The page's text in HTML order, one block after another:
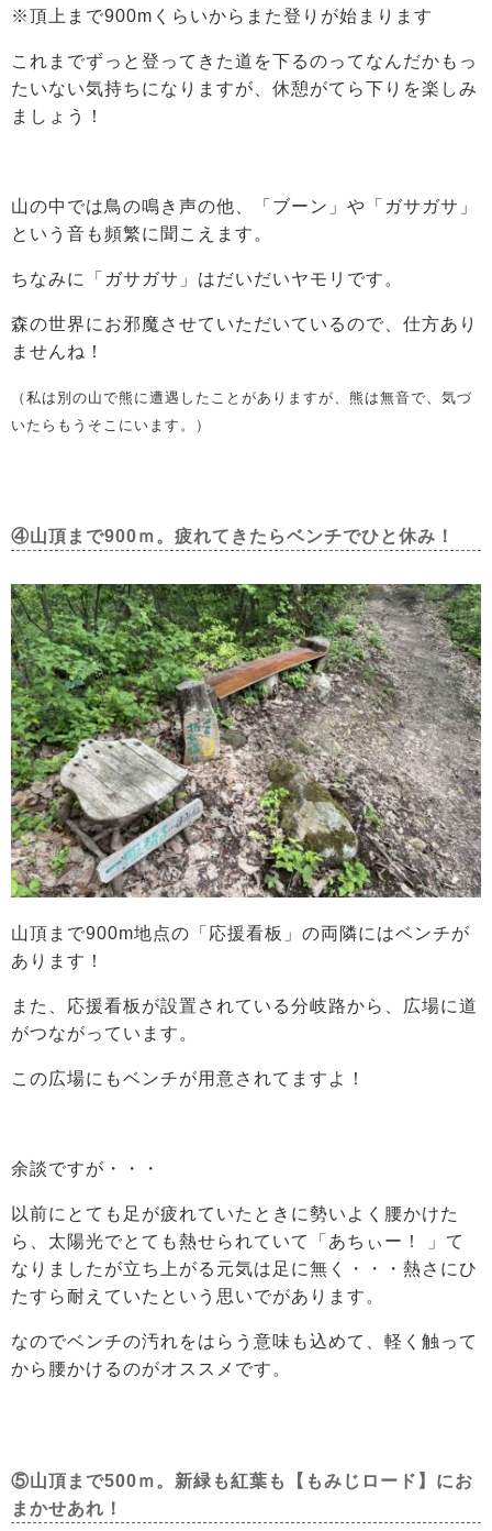
※頂上まで900mくらいからまた登りが始まります
これまでずっと登ってきた道を下るのってなんだかもっ
たいない気持ちになりますが、休憩がてら下りを楽しみ
ましょう！
山の中では鳥の鳴き声の他、「ブーン」や「ガサガサ」
という音も頻繁に聞こえます。
ちなみに「ガサガサ」はだいだいヤモリです。
森の世界にお邪魔させていただいているので、仕方あり
ませんね！
（私は別の山で熊に遭遇したことがありますが、熊は無音で、気づ
いたらもうそこにいます。）
④山頂まで900ｍ。疲れてきたらベンチでひと休み！
山頂まで900m地点の「応援看板」の両隣にはベンチが
あります！
また、応援看板が設置されている分岐路から、広場に道
がつながっています。
この広場にもベンチが用意されてますよ！
余談ですが・・・
以前にとても足が疲れていたときに勢いよく腰かけた
ら、太陽光でとても熱せられていて「あちぃー！ 」て
なりましたが立ち上がる元気は足に無く・・・熱さにひ
たすら耐えていたという思いでがあります。
なのでベンチの汚れをはらう意味も込めて、軽く触って
から腰かけるのがオススメです。
⑤山頂まで500ｍ。新緑も紅葉も【もみじロード】にお
まかせあれ！